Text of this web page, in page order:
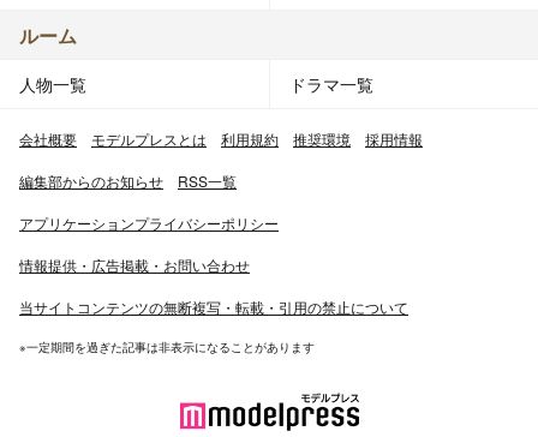
ルーム
人物一覧 ドラマ一覧
会社概要 モデルプレスとは 利用規約 推奨環境 採用情報
編集部からのお知らせ RSS一覧
アプリケーションプライバシーポリシー
情報提供・広告掲載・お問い合わせ
当サイトコンテンツの無断複写・転載・引用の禁止について
※一定期間を過ぎた記事は非表示になることがあります